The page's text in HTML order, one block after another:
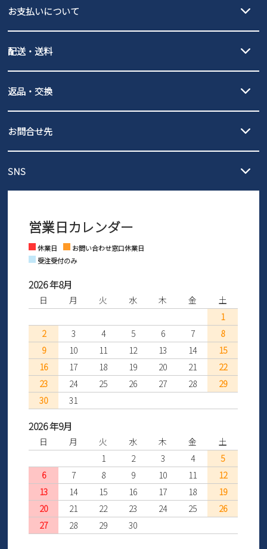
お支払いについて
PayPay（オンライン決済）、代金引換のご利用が可能です。
配送・送料
北海道・本州・四国・九州…550円
3,980円（税込）以上お買い上げで送料無料
発送日・送料詳細については
ご利用ください。
全国一律…220円（税込）
発送日・送料詳細についてはご利用ガイドを
ご利用ください。
返品・交換
の片道無料サービスを実施中！
ントとしても安心してご利用いただけるよう、サイズ交換の受付期
さい。
お問合せ先
営業時間：11時～17時
※土日祝はお問い合わせ窓口休業日となります。
SNS
Facebook Instagram
営業日カレンダー
休業日
お問い合わせ窓口休業日
受注受付のみ
2026 年8月
日 月 火 水 木 金
土
1
2
3 4 5 6 7
8
9
10 11 12 13 14
15
16
17 18 19 20 21
22
23
24 25 26 27 28
29
30
31
2026 年9月
日 月 火 水 木 金
土
1
2 3 4
5
6
7 8 9 10 11
12
13
14 15 16 17 18
19
20
21 22 23 24 25
26
27
28 29 30